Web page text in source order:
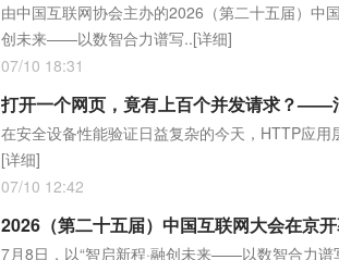
由中国互联网协会主办的2026（第二十五届）中
创未来——以数智合力谱写..[详细]
07/10 18:31
打开一个网页，竟有上百个并发请求？——
在安全设备性能验证日益复杂的今天，HTTP应用
[详细]
07/10 12:42
2026（第二十五届）中国互联网大会在京
7月8日，以“智启新程·融创未来——以数智合力谱